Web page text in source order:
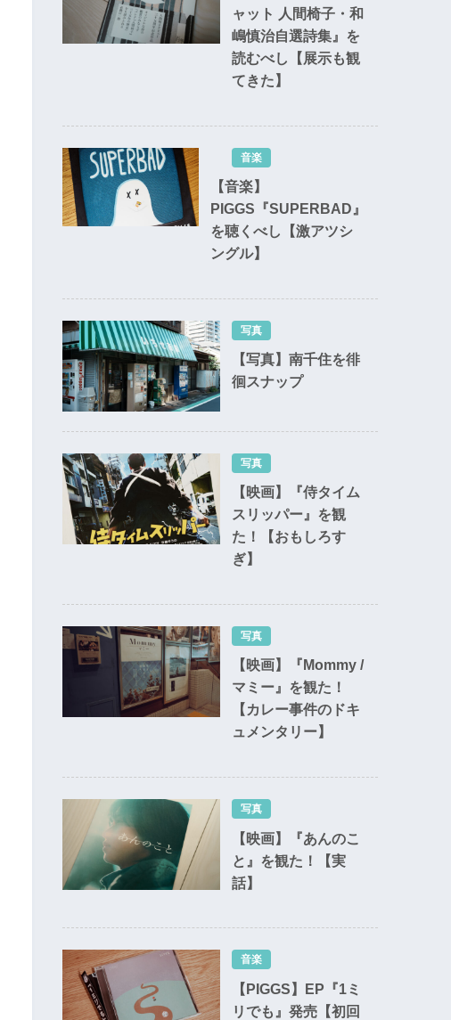
ャット 人間椅子・和
嶋慎治自選詩集』を
読むべし【展示も観
てきた】
【音楽】
PIGGS『SUPERBAD』
を聴くべし【激アツシ
ングル】
音楽
【写真】南千住を徘
徊スナップ
写真
【映画】『侍タイム
スリッパー』を観
た！【おもしろす
ぎ】
写真
【映画】『Mommy /
マミー』を観た！
【カレー事件のドキ
ュメンタリー】
写真
【映画】『あんのこ
と』を観た！【実
話】
写真
【PIGGS】EP『1ミ
リでも』発売【初回
音楽